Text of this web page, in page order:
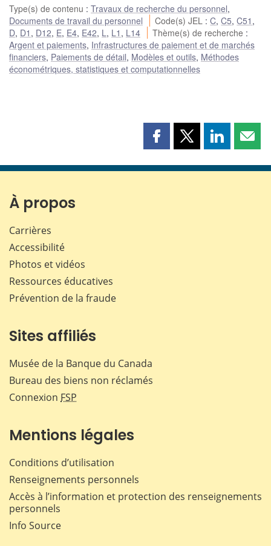
Type(s) de contenu : Travaux de recherche du personnel,
Documents de travail du personnel
Code(s) JEL :C,C5,C51 ,
D, D1 , D12, E, E4, E42, L , L1 , L14 Thème(s) de recherche :
Argent et paiements, Infrastructures de paiement et de marchés
financiers, Paiements de détail, Modèles et outils, Méthodes
économétriques, statistiques et computationnelles
Partager
page
Partager
page
Partager
page page
À propos
Carrières
Accessibilité
Photos et vidéos
Ressources éducatives
Prévention de la fraude
Sites affiliés
Musée de la Banque du Canada
Bureau des biens non réclamés
Connexion FSP
Mentions légales
Conditions d’utilisation
Renseignements personnels
Accès à l’information et protection des renseignements
personnels
Info Source